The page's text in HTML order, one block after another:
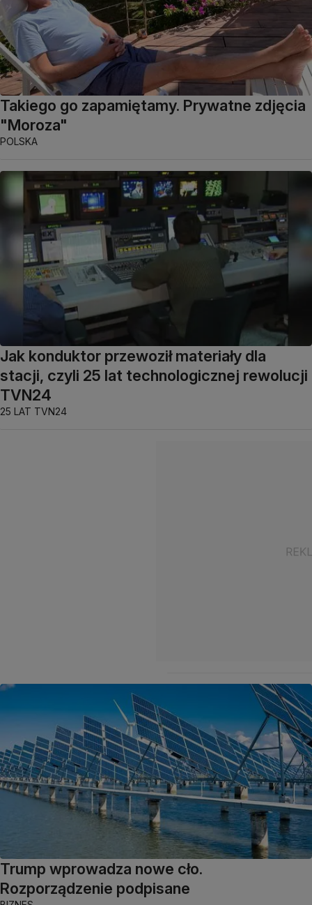
Takiego go zapamiętamy. Prywatne zdjęcia
"Moroza"
POLSKA
Jak konduktor przewoził materiały dla
stacji, czyli 25 lat technologicznej rewolucji
TVN24
25 LAT TVN24
Trump wprowadza nowe cło.
Rozporządzenie podpisane